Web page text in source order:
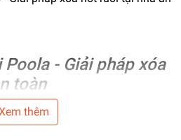
- Giải pháp xóa
toàn
Poola có công dụng hiệu quả
thêm